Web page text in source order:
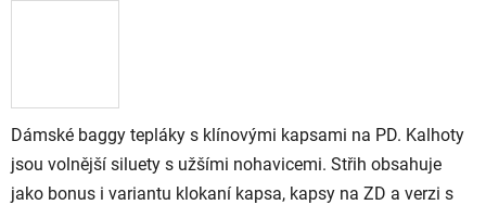
Dámské baggy tepláky s klínovými kapsami na PD. Kalhoty
jsou volnější siluety s užšími nohavicemi. Střih obsahuje
jako bonus i variantu klokaní kapsa, kapsy na ZD a verzi s